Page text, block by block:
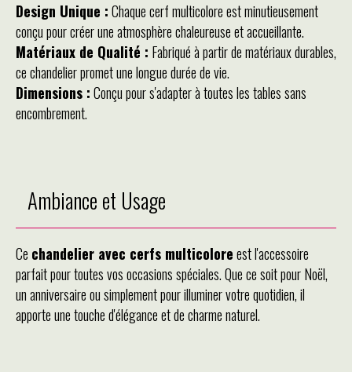
Design Unique :Chaque cerf multicolore est minutieusement
conçu pour créer une atmosphère chaleureuse et accueillante.
Matériaux de Qualité : Fabriqué à partir de matériaux durables,
ce chandelier promet une longue durée de vie.
Dimensions :Conçu pour s'adapter à toutes les tables sans
encombrement.
Ambiance et Usage
Ce chandelier avec cerfs multicoloreest l'accessoire
parfait pour toutes vos occasions spéciales. Que ce soit pour Noël,
un anniversaire ou simplement pour illuminer votre quotidien, il
apporte une touche d'élégance et de charme naturel.